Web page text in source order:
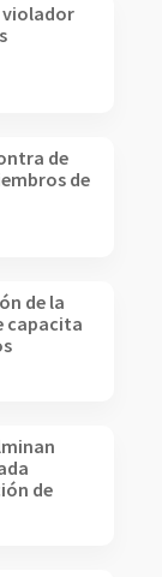
violador
de
de
de la
capacita
de